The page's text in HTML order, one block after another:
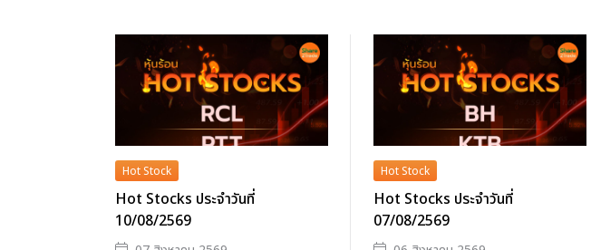
Hot Stock
Hot Stocks ประจำวันที่
10/08/2569
Hot Stock
Hot Stocks ประจำวันที่
07/08/2569